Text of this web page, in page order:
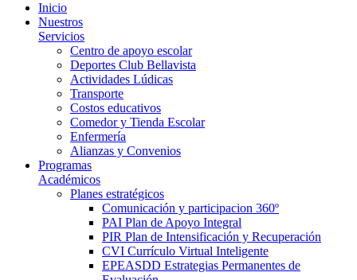
Inicio
Nuestros
Servicios
Centro de apoyo escolar
Deportes Club Bellavista
Actividades Lúdicas
Transporte
Costos educativos
Comedor y Tienda Escolar
Enfermería
Alianzas y Convenios
Programas
Académicos
Planes estratégicos
Comunicación y participacion 360º
PAI Plan de Apoyo Integral
PIR Plan de Intensificación y Recuperación
CVI Currículo Virtual Inteligente
EPEASDD Estrategias Permanentes de